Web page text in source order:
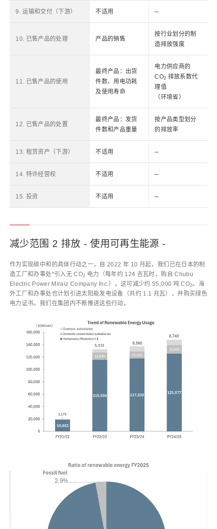
9. 运输和交付（下游） 不适用 ─
10. 已售产品的处理 产品的销售
按行业划分的制
造排放强度
11. 已售产品的使用
最终产品：出货
件数、用电功耗
及使用寿命
电力供应商的
CO2 排放系数代
理值
（环境省）
12. 已售产品的处置
最终产品：发货
件数和产品重量
按产品类型划分
的排放率
13. 租赁资产（下游） 不适用 ─
14. 特许经营权 不适用 ─
15. 投资 不适用 ─
减少范围 2 排放 - 使用可再生能源 -
作为实现碳中和的具体行动之一，自 2022 年 10 月起，我们已在日本的制
造工厂和办事处*引入无 CO2 电力（每年约 124 吉瓦时，购自 Chubu
Electric Power Miraiz Company Inc.）。这可减少约 55,000 吨 CO2。海
外工厂和办事处也计划引进太阳能发电设备（共约 1.1 兆瓦），并购买绿色
电力证书。我们在集团内不断推进这些行动。